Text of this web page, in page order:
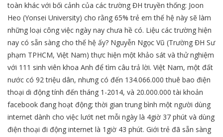
toàn khác với bối cảnh của các trường ĐH truyền thống: Joon
Heo (Yonsei University) cho rằng 65% trẻ em thế hệ này sẽ làm
những loại công việc ngày nay chưa hề có. Liệu các trường hiện
nay có sẵn sàng cho thế hệ ấy? Nguyễn Ngọc Vũ (Trường ĐH Sư
phạm TPHCM, Việt Nam) thực hiện một khảo sát và thử nghiệm
với 111 sinh viên khoa Anh để tìm câu trả lời. Việt Nam, một đất
nước có 92 triệu dân, nhưng có đến 134.066.000 thuê bao điện
thoại di động tính đến tháng 1-2014, và 20.000.000 tài khoản
facebook đang hoạt động; thời gian trung bình một người dùng
internet dành cho việc lướt net mỗi ngày là 4giờ 37 phút và dùng
điện thoại đi động internet là 1giờ 43 phút. Giới trẻ đã sẵn sàng